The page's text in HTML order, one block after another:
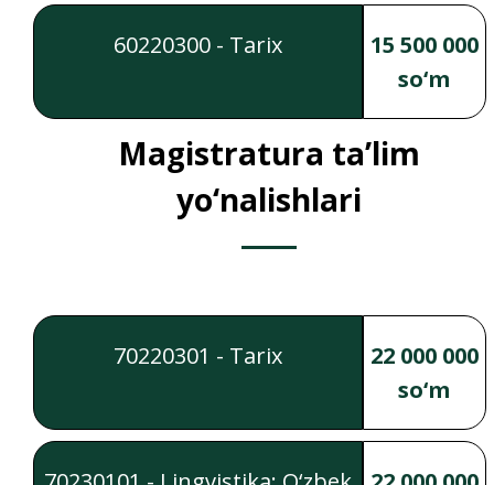
60220300 - Tarix
15 500 000
so‘m
Magistratura ta’lim
yo‘nalishlari
70220301 - Tarix
22 000 000
so‘m